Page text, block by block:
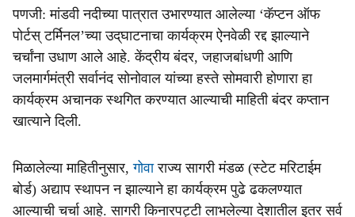
a
r
e
पणजी: मांडवी नदीच्या पात्रात उभारण्यात आलेल्या ‘कॅप्टन ऑफ
पोर्टस्‌ टर्मिनल’च्या उद्‌घाटनाचा कार्यक्रम ऐनवेळी रद्द झाल्याने
चर्चांना उधाण आले आहे. केंद्रीय बंदर, जहाजबांधणी आणि
जलमार्गमंत्री सर्वानंद सोनोवाल यांच्या हस्ते सोमवारी होणारा हा
कार्यक्रम अचानक स्थगित करण्यात आल्याची माहिती बंदर कप्तान
खात्याने दिली.
मिळालेल्या माहितीनुसार,गोवाराज्य सागरी मंडळ (स्टेट मरिटाईम
बोर्ड) अद्याप स्थापन न झाल्याने हा कार्यक्रम पुढे ढकलण्यात
आल्याची चर्चा आहे. सागरी किनारपट्टी लाभलेल्या देशातील इतर सर्व